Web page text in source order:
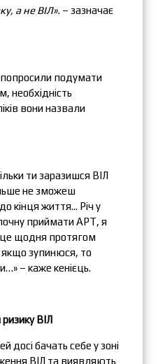
а не ВІЛ». – зазначає
попросили подумати
необхідність
вони назвали
ти заразишся ВІЛ
не зможеш
кінця життя... Річ у
приймати АРТ, я
щодня протягом
якщо зупинюся, то
– каже кенієць.
ВІЛ
бачать себе у зоні
ВІЛ та виявляють